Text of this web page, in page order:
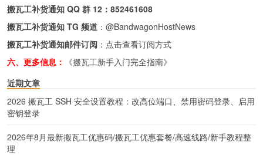
搬瓦工补货通知 QQ 群 12： 852461608
搬瓦工补货通知 TG 频道 ： @BandwagonHostNews
搬瓦工补货通知邮件订阅 ： 点击查看订阅方式
六、更多信息：
《搬瓦工新手入门完全指南》
近期文章
2026 搬瓦工 SSH 安全设置教程：改高位端口、禁用密码登录、启用
密钥登录
2026年8月最新搬瓦工优惠码/搬瓦工优惠套餐/高速线路/新手教程整
理